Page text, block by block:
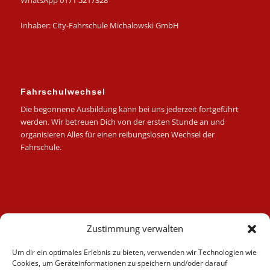
Zustimmung verwalten
Um dir ein optimales Erlebnis zu bieten, verwenden wir Technologien wie
Cookies, um Geräteinformationen zu speichern und/oder darauf
Inhaber: City-Fahrschule Michalowski GmbH
Fahrschulwechsel
Die begonnene Ausbildung kann bei uns jederzeit fortgeführt
werden. Wir betreuen Dich von der ersten Stunde an und
organisieren Alles für einen reibungslosen Wechsel der
Fahrschule.
Fahrlehrer